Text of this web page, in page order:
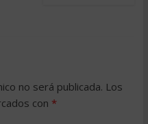
no será publicada. Los
con *